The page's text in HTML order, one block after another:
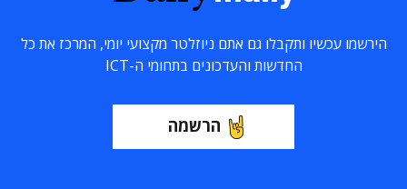
הירשמו עכשיו ותקבלו גם אתם ניוזלטר מקצועי יומי, המרכז את כל
החדשות והעדכונים בתחומי ה-ICT
הרשמה